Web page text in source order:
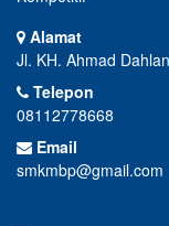
Alamat
Jl. KH. Ahmad
Telepon
08112778668
Email
smkmbp@gmail.com